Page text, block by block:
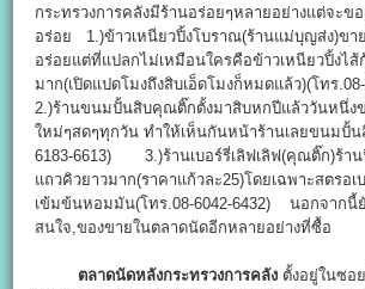
กระทรวงการคลังมีร้านอร่อยๆหลายอย่างแต่จะข
อร่อย 1.)ข้าวเหนียวปิ้งโบราณ(ร้านแม่บุญส่ง)ขา
อร่อยแต่ที่แปลกไม่เหมือนใครคือข้าวเหนียวปิ้งไ
มาก(เปิดแปดโมงถึงสิบเอ็ดโมงก็หมดแล้ว)(โทร
2.)ร้านขนมปั้นสิบคุณติ๊กตั้งมาสิบหกปีแล้ววันหนึ่ง
ใหม่ๆสดๆทุกวัน ทำให้เห็นกันหน้าร้านเลยขนมปั้
6183-6613) 3.)ร้านเบอร์รี่เลิฟเลิฟ(คุณติ๊ก)ร้า
แถวคิวยาวมาก(ราคาแก้วละ25)โดยเฉพาะสตรอเ
เข้มข้นหอมมัน(โทร.08-6042-6432) นอกจากนี้
สนใจ,ของขายในตลาดนัดอีกหลายอย่างที่ซื้อ
ตลาดนัดหลังกระทรวงการคลัง ตั้งอยู่ในซอ